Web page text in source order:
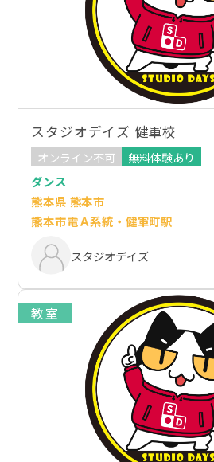
スタジオデイズ 健軍校
オンライン不可
無料体験あり
ダンス
熊本県 熊本市
熊本市電Ａ系統・健軍町駅
スタジオデイズ
教室